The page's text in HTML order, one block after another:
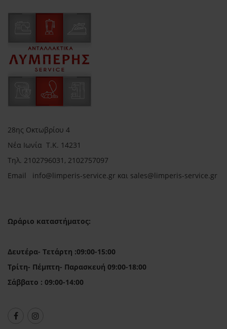
28ης Οκτωβρίου 4
Νέα Ιωνία Τ.Κ. 14231
Τηλ. 2102796031, 2102757097
Email info@limperis-service.gr και sales@limperis-service.gr
Ωράριο καταστήματος:
Δευτέρα- Τετάρτη :09:00-15:00
Τρίτη- Πέμπτη- Παρασκευή 09:00-18:00
Σάββατο : 09:00-14:00